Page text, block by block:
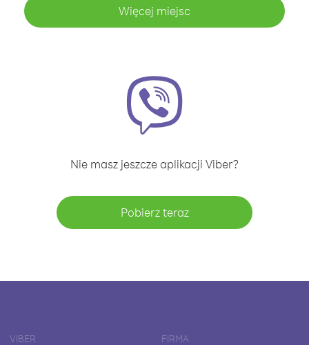
Więcej miejsc
Nie masz jeszcze aplikacji Viber?
Pobierz teraz
VIBER FIRMA